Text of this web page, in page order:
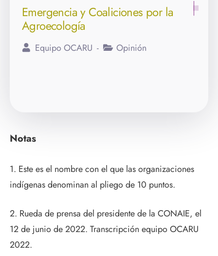
Emergencia y Coaliciones por la
Agroecología
Equipo OCARU Opinión
Notas
1. Este es el nombre con el que las organizaciones
indígenas denominan al pliego de 10 puntos.
2. Rueda de prensa del presidente de la CONAIE, el
12 de junio de 2022. Transcripción equipo OCARU
2022.